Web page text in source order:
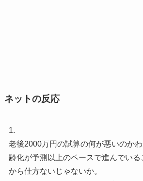
ネットの反応
1.
老後2000万円の試算の何が悪いのか
齢化が予測以上のペースで進んでい
から仕方ないじゃないか。